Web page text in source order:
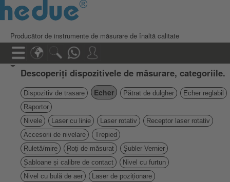
Producător de instrumente de măsurare de înaltă calitate
Descoperiți dispozitivele de măsurare, categoriile.
Dispozitiv de trasare Echer Pătrat de dulgher
Echer reglabil
Raportor
Nivele
Laser cu linie Laser rotativ
Receptor laser rotativ
Accesorii de nivelare
Trepied
Ruletă/mire
Roți de măsurat
Șubler Vernier
Șabloane și calibre de contact
Nivel cu furtun
Nivel cu bulă de aer
Laser de poziționare